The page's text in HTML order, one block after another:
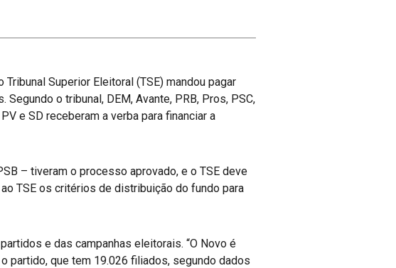
Superior Eleitoral (TSE) mandou pagar
o tribunal, DEM, Avante, PRB, Pros, PSC,
e SD receberam a verba para financiar a
– tiveram o processo aprovado, e o TSE deve
TSE os critérios de distribuição do fundo para
e das campanhas eleitorais. “O Novo é
partido, que tem 19.026 filiados, segundo dados